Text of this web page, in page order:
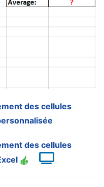
des cellules
des cellules